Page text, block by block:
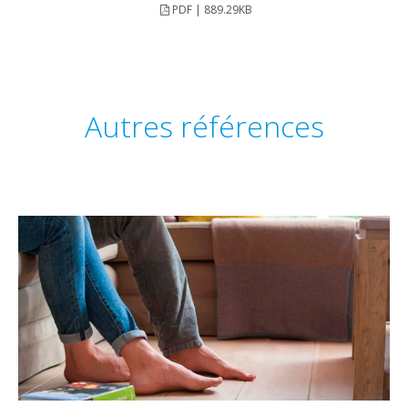
PDF | 889.29KB
Autres références